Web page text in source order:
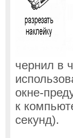
чернил в
окне-
к
секунд).